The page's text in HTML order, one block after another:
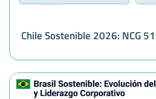
Chile Sostenible 2026: NCG